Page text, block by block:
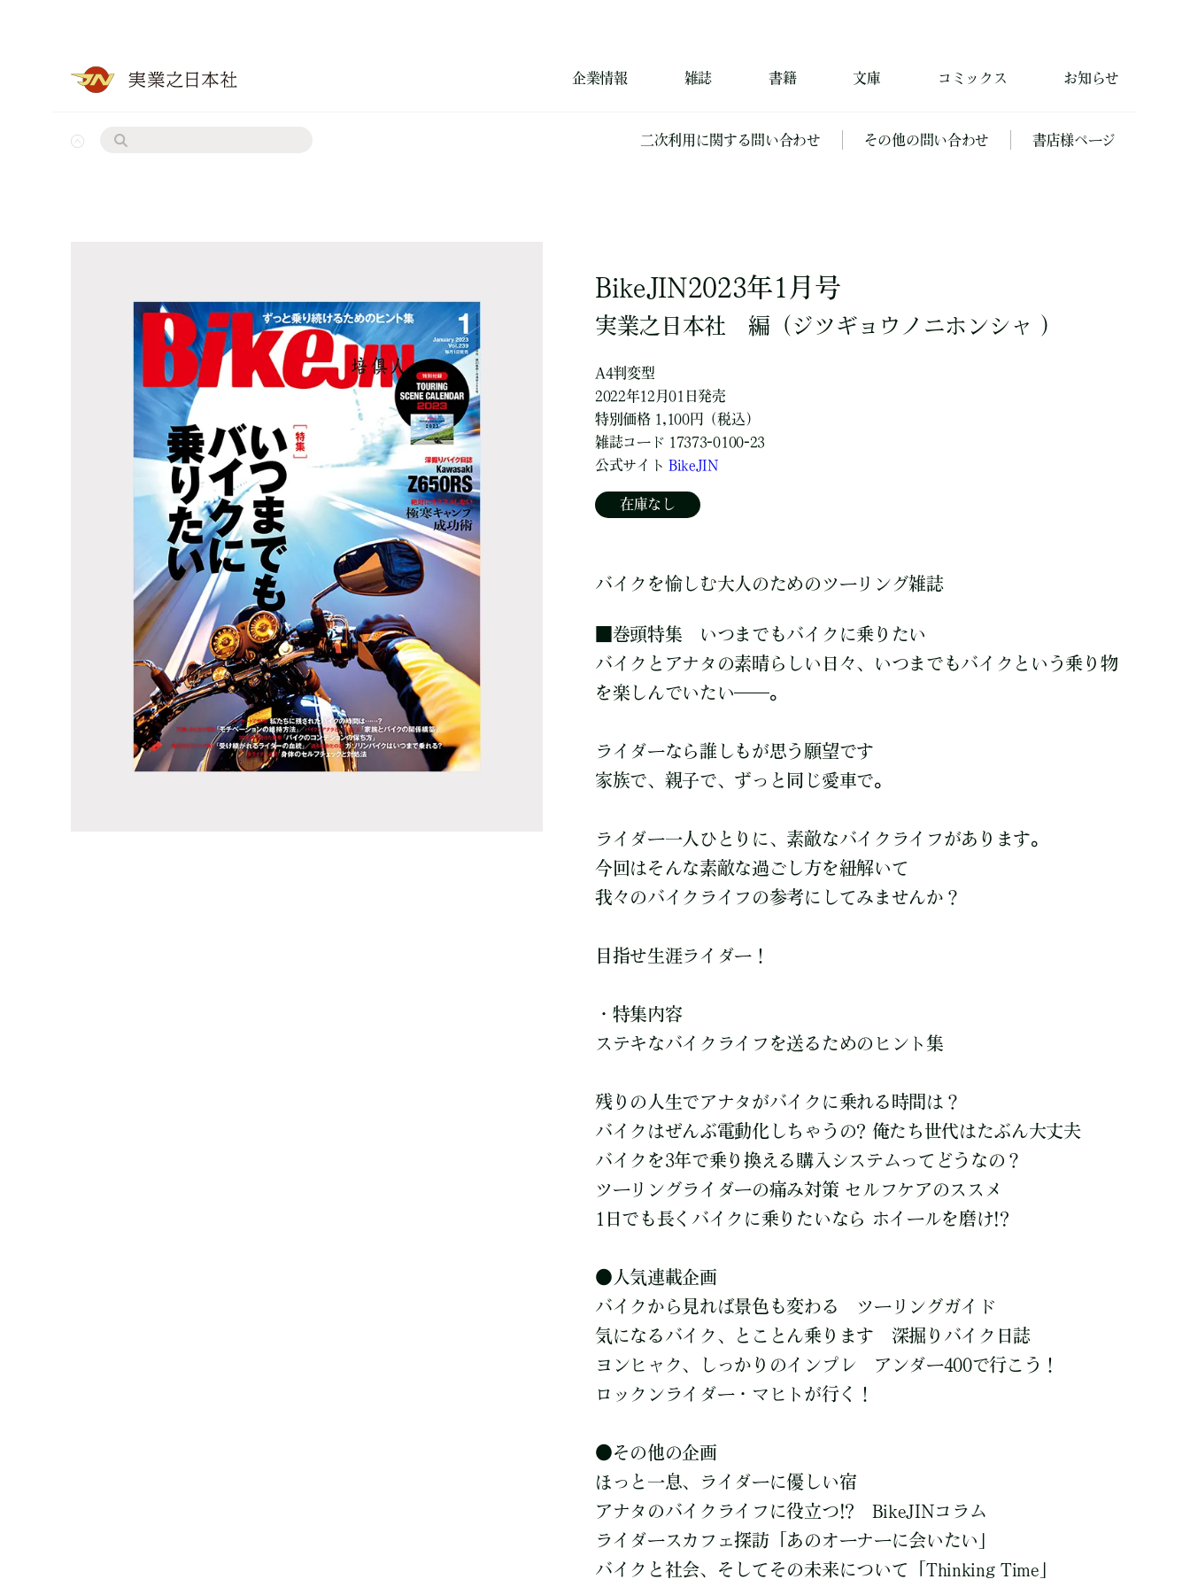
企業情報 雑誌 書籍 文庫 コミックス お知らせ
二次利用に関する問い合わせ その他の問い合わせ 書店様ページ
BikeJIN2023年1月号
実業之日本社 編 （ジツギョウノニホンシャ ）
A4判変型
2022年12月01日発売
特別価格 1,100円（税込）
雑誌コード 17373-0100-23
公式サイトBikeJIN
在庫なし
バイクを愉しむ大人のためのツーリング雑誌
■巻頭特集 いつまでもバイクに乗りたい
バイクとアナタの素晴らしい日々、いつまでもバイクという乗り物
を楽しんでいたい――。
ライダーなら誰しもが思う願望です
家族で、親子で、ずっと同じ愛車で。
ライダー一人ひとりに、素敵なバイクライフがあります。
今回はそんな素敵な過ごし方を紐解いて
我々のバイクライフの参考にしてみませんか？
目指せ生涯ライダー！
・特集内容
ステキなバイクライフを送るためのヒント集
残りの人生でアナタがバイクに乗れる時間は？
バイクはぜんぶ電動化しちゃうの? 俺たち世代はたぶん大丈夫
バイクを3年で乗り換える購入システムってどうなの？
ツーリングライダーの痛み対策 セルフケアのススメ
1日でも長くバイクに乗りたいなら ホイールを磨け!?
●人気連載企画
バイクから見れば景色も変わる ツーリングガイド
気になるバイク、とことん乗ります 深掘りバイク日誌
ヨンヒャク、しっかりのインプレ アンダー400で行こう！
ロックンライダー・マヒトが行く！
●その他の企画
ほっと一息、ライダーに優しい宿
アナタのバイクライフに役立つ!? BikeJINコラム
ライダースカフェ探訪「あのオーナーに会いたい」
バイクと社会、そしてその未来について「Thinking Time」